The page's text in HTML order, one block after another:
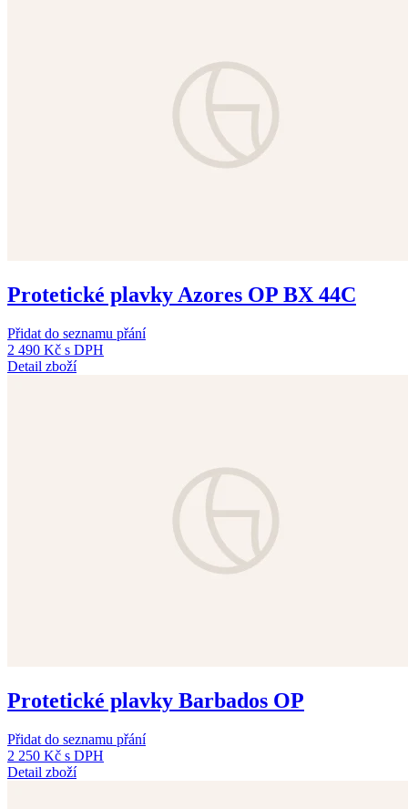
Protetické plavky Azores OP BX 44C
Přidat do seznamu přání
2 490 Kč s DPH
Detail zboží
Protetické plavky Barbados OP
Přidat do seznamu přání
2 250 Kč s DPH
Detail zboží